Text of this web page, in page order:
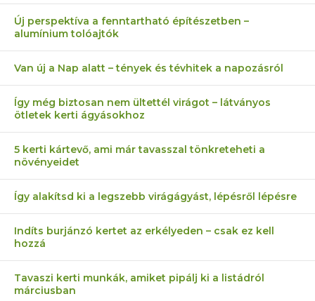
Új perspektíva a fenntartható építészetben –
alumínium tolóajtók
Van új a Nap alatt – tények és tévhitek a napozásról
Így még biztosan nem ültettél virágot – látványos
ötletek kerti ágyásokhoz
5 kerti kártevő, ami már tavasszal tönkreteheti a
növényeidet
Így alakítsd ki a legszebb virágágyást, lépésről lépésre
Indíts burjánzó kertet az erkélyeden – csak ez kell
hozzá
Tavaszi kerti munkák, amiket pipálj ki a listádról
márciusban